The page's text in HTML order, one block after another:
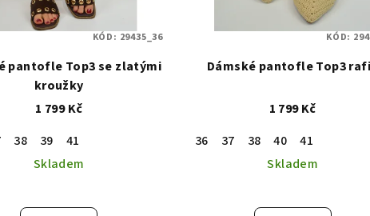
pantofle Top3 se zlatými
kroužky
1 799 Kč
38 39
41
Skladem
KÓD: 29435_36
Dámské pantofle Top3
1 799 Kč
36
37 38 40
41
Skladem
KÓD: